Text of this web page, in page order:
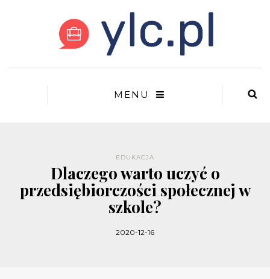
MENU
EDUKACJA
Dlaczego warto uczyć o
przedsiębiorczości społecznej w
szkole?
2020-12-16